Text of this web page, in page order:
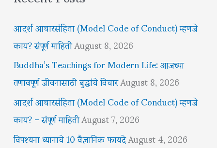
आदर्श आचारसंहिता (Model Code of Conduct) म्हणजे
काय? संपूर्ण माहितीAugust 8, 2026
Buddha’s Teachings for Modern Life: आजच्या
तणावपूर्ण जीवनासाठी बुद्धांचे विचारAugust 8, 2026
आदर्श आचारसंहिता (Model Code of Conduct) म्हणजे
काय? – संपूर्ण माहितीAugust 7, 2026
विपश्यना ध्यानाचे 10 वैज्ञानिक फायदेAugust 4, 2026